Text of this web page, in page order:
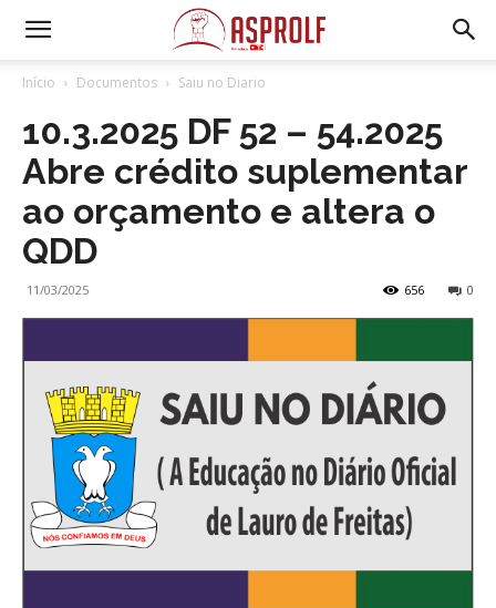
Início Documentos Saiu no Diario
10.3.2025 DF 52 – 54.2025
Abre crédito suplementar
ao orçamento e altera o
QDD
11/03/2025 0
656